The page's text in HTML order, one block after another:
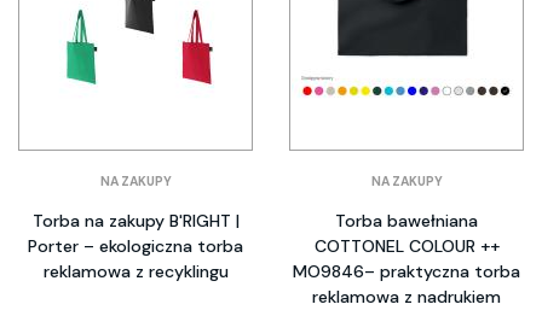
NA ZAKUPY
Torba na zakupy B'RIGHT |
Porter – ekologiczna torba
reklamowa z recyklingu
NA ZAKUPY
Torba bawełniana
COTTONEL COLOUR ++
MO9846– praktyczna torba
reklamowa z nadrukiem